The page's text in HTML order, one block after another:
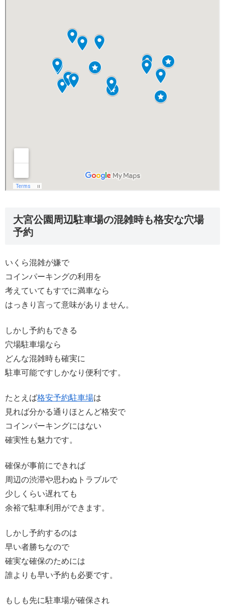
大宮公園周辺駐車場の混雑時も格安な穴場
予約
いくら混雑が嫌で
コインパーキングの利用を
考えていてもすでに満車なら
はっきり言って意味がありません。
しかし予約もできる
穴場駐車場なら
どんな混雑時も確実に
駐車可能ですしかなり便利です。
たとえば格安予約駐車場は
見れば分かる通りほとんど格安で
コインパーキングにはない
確実性も魅力です。
確保が事前にできれば
周辺の渋滞や思わぬトラブルで
少しくらい遅れても
余裕で駐車利用ができます。
しかし予約するのは
早い者勝ちなので
確実な確保のためには
誰よりも早い予約も必要です。
もしも先に駐車場が確保され